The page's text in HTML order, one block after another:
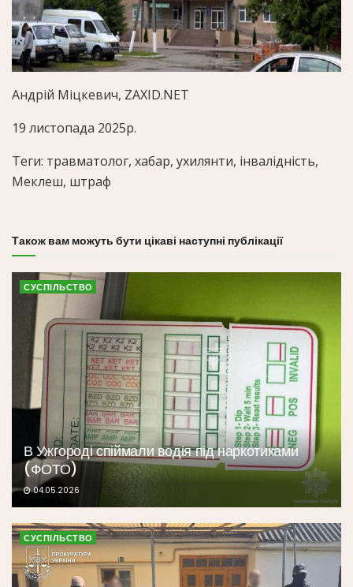
Андрій Міцкевич, ZAXID.NET
19 листопада 2025р.
Теги: травматолог, хабар, ухилянти, інвалідність,
Меклеш, штраф
Також вам можуть бути цікаві наступні публікації
СУСПІЛЬСТВО
В Ужгороді спіймали водія під наркотиками
(ФОТО)
04.05.2026
СУСПІЛЬСТВО